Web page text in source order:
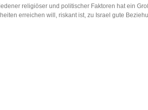
religiöser und politischer Faktoren hat ein
erreichen will, riskant ist, zu Israel gute